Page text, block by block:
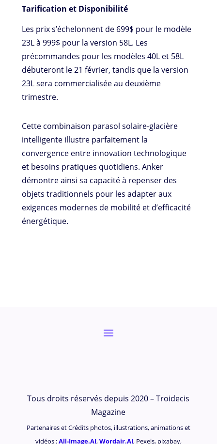
Tarification et Disponibilité
Les prix s’échelonnent de 699$ pour le modèle
23L à 999$ pour la version 58L. Les
précommandes pour les modèles 40L et 58L
débuteront le 21 février, tandis que la version
23L sera commercialisée au deuxième
trimestre.
Cette combinaison parasol solaire-glacière
intelligente illustre parfaitement la
convergence entre innovation technologique
et besoins pratiques quotidiens. Anker
démontre ainsi sa capacité à repenser des
objets traditionnels pour les adapter aux
exigences modernes de mobilité et d’efficacité
énergétique.
Tous droits réservés depuis 2020 – Troidecis
Magazine
Partenaires et Crédits photos, illustrations, animations et
vidéos :All-Image.AI,Wordair.AI, Pexels, pixabay,